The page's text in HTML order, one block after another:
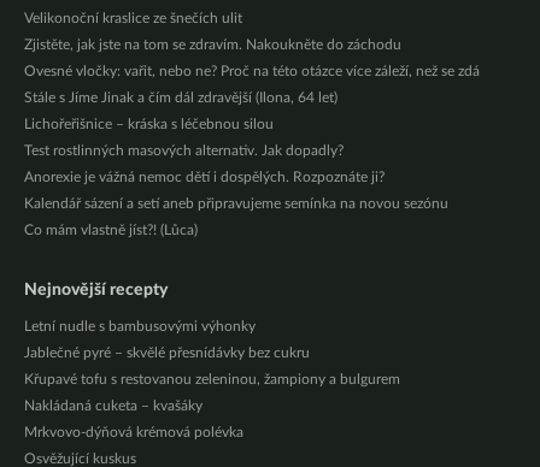
Velikonoční kraslice ze šnečích ulit
Zjistěte, jak jste na tom se zdravím. Nakoukněte do záchodu
Ovesné vločky: vařit, nebo ne? Proč na této otázce více záleží, než se zdá
Stále s Jíme Jinak a čím dál zdravější (Ilona, 64 let)
Lichořeřišnice – kráska s léčebnou silou
Test rostlinných masových alternativ. Jak dopadly?
Anorexie je vážná nemoc dětí i dospělých. Rozpoznáte ji?
Kalendář sázení a setí aneb připravujeme semínka na novou sezónu
Co mám vlastně jíst?! (Lůca)
Nejnovější recepty
Letní nudle s bambusovými výhonky
Jablečné pyré – skvělé přesnídávky bez cukru
Křupavé tofu s restovanou zeleninou, žampiony a bulgurem
Nakládaná cuketa – kvašáky
Mrkvovo-dýňová krémová polévka
Osvěžující kuskus